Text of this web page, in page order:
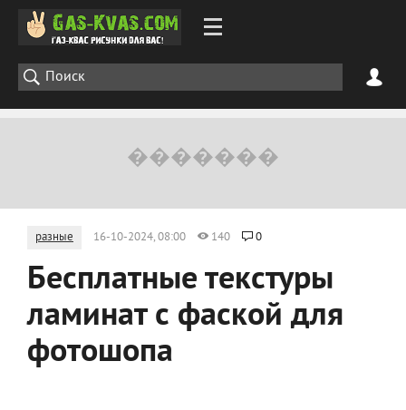
разные 16-10-2024, 08:00 140 0
Бесплатные текстуры
ламинат с фаской для
фотошопа